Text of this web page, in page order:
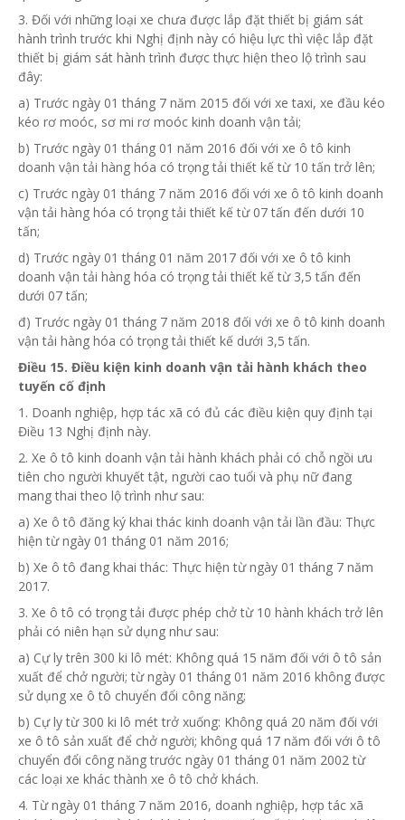
3. Đối với những loại xe chưa được lắp đặt thiết bị giám sát
hành trình trước khi Nghị định này có hiệu lực thì việc lắp đặt
thiết bị giám sát hành trình được thực hiện theo lộ trình sau
đây:
a) Trước ngày 01 tháng 7 năm 2015 đối với xe taxi, xe đầu kéo
kéo rơ moóc, sơ mi rơ moóc kinh doanh vận tải;
b) Trước ngày 01 tháng 01 năm 2016 đối với xe ô tô kinh
doanh vận tải hàng hóa có trọng tải thiết kếtừ10 tấn trở lên;
c) Trước ngày 01 tháng 7 năm 2016 đối với xe ô tô kinh doanh
vận tải hàng hóa có trọng tải thiết kếtừ07 tấn đến dưới 10
tấn;
d) Trước ngày 01 tháng 01 năm 2017 đối với xe ô tô kinh
doanh vận tải hàng hóa có trọng tải thiết kếtừ3,5 tấn đến
dưới 07 tấn;
đ) Trước ngày 01 tháng 7 năm 2018 đối với xe ô tô kinh doanh
vận tải hàng hóa có trọng tải thiết kế dưới 3,5 tấn.
Điều 15. Điều kiện kinh doanh vận tải hành khách theo
tuyến cố định
1. Doanh nghiệp, hợp tác xã có đủ các điều kiện quy định tại
Điều 13 Nghị định này.
2. Xe ô tô kinh doanh vận tải hành khách phải có chỗ ngồi ưu
tiên cho người khuyết tật, người cao tuổi và phụ nữ đang
mang thai theo lộ trình như sau:
a) Xe ô tô đăng ký khai thác kinh doanh vận tải lần đầu: Thực
hiện từ ngày 01 tháng 01 năm 2016;
b) Xe ô tô đang khai thác: Thực hiện từ ngày 01 tháng 7 năm
2017.
3. Xe ô tô có trọng tải được phép chở từ 10 hành khách trở lên
phải có niên hạn sử dụng như sau:
a) Cự ly trên 300 ki lô mét: Không quá 15 năm đối với ô tô sản
xuất để chở người; từ ngày 01 tháng 01 năm 2016 không được
sử dụng xe ô tô chuyển đổi công năng;
b) Cự ly từ 300 ki lô mét trở xuống: Không quá 20 năm đối với
xe ô tô sản xuất để chở người; không quá 17 năm đối với ô tô
chuyển đổi công năng trước ngày 01 tháng 01 năm 2002 từ
các loại xe khác thành xe ô tô chở khách.
4. Từ ngày 01 tháng 7 năm 2016, doanh nghiệp, hợp tác xã